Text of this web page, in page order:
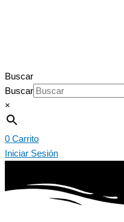
Buscar
Buscar
×
0 Carrito
Iniciar Sesión